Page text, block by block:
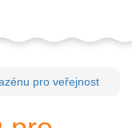
pro veřejnost